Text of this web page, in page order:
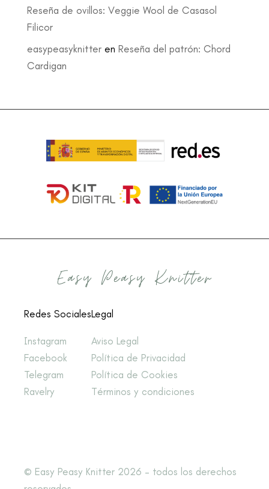
Reseña de ovillos: Veggie Wool de Casasol
Filicor
easypeasyknitteren Reseña del patrón: Chord
Cardigan
Redes Sociales
Instagram
Facebook
Telegram
Ravelry
Legal
Aviso Legal
Política de Privacidad
Política de Cookies
Términos y condiciones
© Easy Peasy Knitter 2026 – todos los derechos